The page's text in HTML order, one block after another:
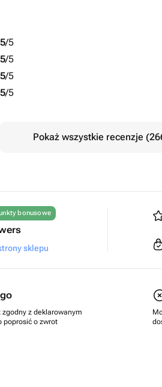
5/5
5/5
5/5
5/5
Pokaż wszystkie recenzje
bonusowe
sklepu
z deklarowanym
poprosić o zwrot